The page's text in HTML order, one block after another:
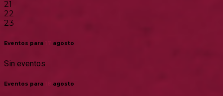
21
22
23
Eventos para agosto
Sin eventos
Eventos para agosto